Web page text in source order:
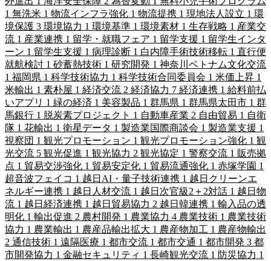
1 無洗米 1 物流インフラ強化 1 物流提携 1 現地法人設立 1 環
境保護 3 環境協力 1 環境基準 1 環境素材 1 生存戦略 1 産業交
流 1 産業連携 1 留学・就職フェア 1 留学支援 1 留学生インタ
ーン 1 留学生支援 1 病理診断 1 白内障手術技術移転 1 直行便
就航検討 1 砂蓄熱技術 1 研究開発 1 神奈川ベトナム文化交流
1 福岡県 1 科学技術協力 1 科学技術合同委員会 1 米価上昇 1
米輸出 1 素朴屋 1 経済交流 2 経済協力 7 経済連携 1 給料前払
いアプリ 1 緑の経済 1 美容製品 1 群馬県 1 群馬県太田市 1 群
馬銀行 1 脱炭素プロジェクト 1 自動車産業 2 自由貿易 1 自衛
隊 1 花輸出 1 衛星データ 1 製造業国際商談会 1 製造業支援 1
視察団 1 観光プロモーション 1 観光プロモーション強化 1 観
光交流 5 観光促進 1 観光協力 2 観光協定 1 警察交流 1 販売拠
点 1 貿易交渉強化 1 貿易安定化 1 貿易流通強化 1 赤塚学園 1
超音波フェイコ 1 越日AI・量子技術連携 1 越日クリーンエ
ネルギー連携 1 越日人材交流 1 越日次官級2＋2対話 1 越日物
流 1 越日経済連携 1 越日貿易協力 2 越日韓連携 1 輸入品の透
明化 1 輸出促進 2 農村開発 1 農業協力 4 農業技術 1 農業技術
協力 1 農業輸出 1 農産品輸出拡大 1 農産物加工 1 農産物輸出
2 通信技術 1 遠隔医療 1 都市交流 1 都市交通 1 都市開発 3 都
市開発協力 1 金融セキュリティ 1 長崎観光交流 1 防災協力 1